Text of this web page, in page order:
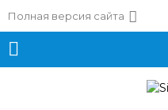
Полная версия сайта